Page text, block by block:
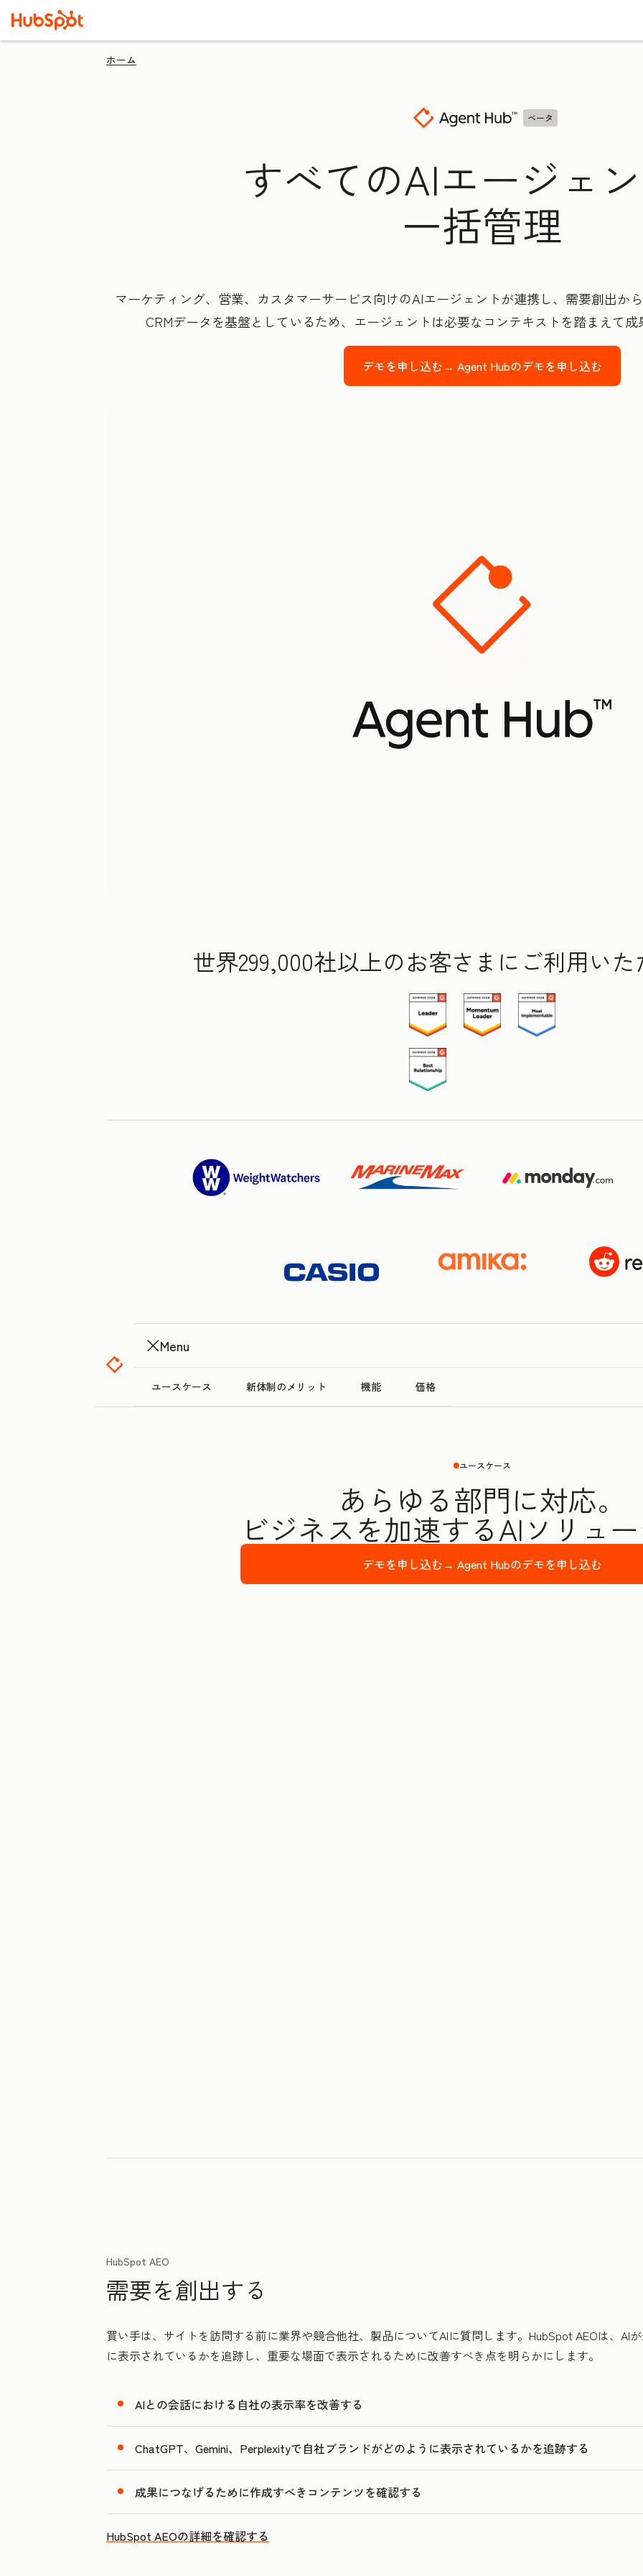
ホーム
ベータ
すべてのAIエージェ
一括管理
マーケティング、営業、カスタマーサービス向けのAIエージェントが連携し、需要創出か
CRMデータを基盤としているため、エージェントは必要なコンテキストを踏まえて
デモを申し込む→ Agent Hubのデモを申し込む
世界299,000社以上のお客さまにご利用い
Menu
ユースケース 新体制のメリット 機能 価格
ユースケース
あらゆる部門に対応。
ビジネスを加速するAIソリュ
デモを申し込む→ Agent Hubのデモを申し込む
HubSpot AEO
需要を創出する
買い手は、サイトを訪問する前に業界や競合他社、製品についてAIに質問します。HubSpot AEOは、AI
に表示されているかを追跡し、重要な場面で表示されるために改善すべき点を明らかにします。
AIとの会話における自社の表示率を改善する
ChatGPT、Gemini、Perplexityで自社ブランドがどのように表示されているかを追跡する
成果につなげるために作成すべきコンテンツを確認する
HubSpot AEOの詳細を確認する